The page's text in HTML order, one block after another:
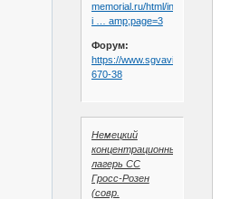
memorial.ru/html/info.htm?
i … amp;page=3
Форум:
https://www.sgvavia.ru/forum/
670-38
Немецкий
концентрационный
лагерь СС
Гросс-Розен
(совр.